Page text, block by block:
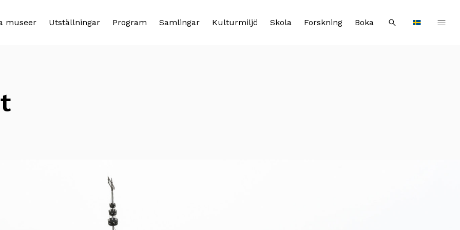
Languages
museer Utställningar Program Samlingar Kulturmiljö Skola Forskning Boka Sök